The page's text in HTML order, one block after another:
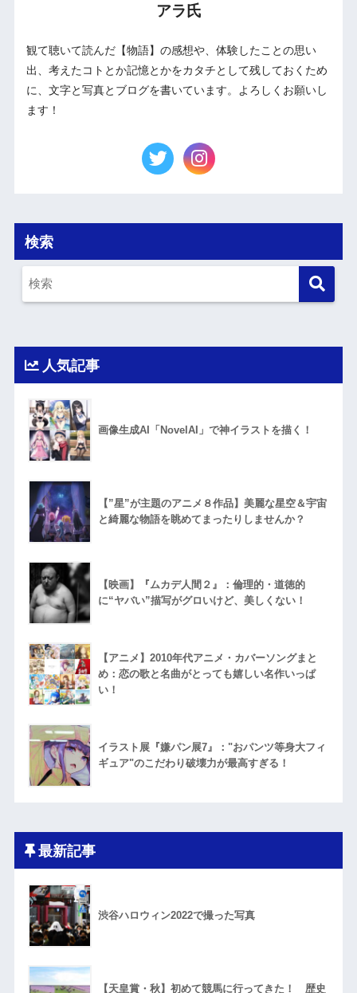
アラ氏
観て聴いて読んだ【物語】の感想や、体験したことの思い
出、考えたコトとか記憶とかをカタチとして残しておくため
に、文字と写真とブログを書いています。よろしくお願いし
ます！
検索
人気記事
画像生成AI「NovelAI」で神イラストを描く！
【”星”が主題のアニメ８作品】美麗な星空＆宇宙
と綺麗な物語を眺めてまったりしませんか？
【映画】『ムカデ人間２』：倫理的・道徳的
に“ヤバい”描写がグロいけど、美しくない！
【アニメ】2010年代アニメ・カバーソングまと
め：恋の歌と名曲がとっても嬉しい名作いっぱ
い！
イラスト展『嫌パン展7』："おパンツ等身大フィ
ギュア"のこだわり破壊力が最高すぎる！
最新記事
渋谷ハロウィン2022で撮った写真
【天皇賞・秋】初めて競馬に行ってきた！ 歴史